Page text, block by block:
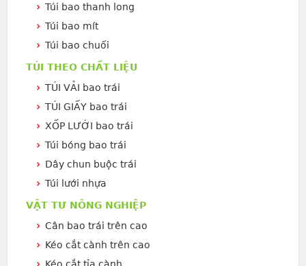
Túi bao thanh long
Túi bao mít
Túi bao chuối
TÚI THEO CHẤT LIỆU
TÚI VẢI bao trái
TÚI GIẤY bao trái
XỐP LƯỚI bao trái
Túi bóng bao trái
Dây chun buộc trái
Túi lưới nhựa
VẬT TƯ NÔNG NGHIỆP
Cân bao trái trên cao
Kéo cắt cành trên cao